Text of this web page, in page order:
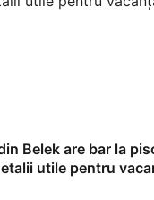
Belek are bar la
utile pentru